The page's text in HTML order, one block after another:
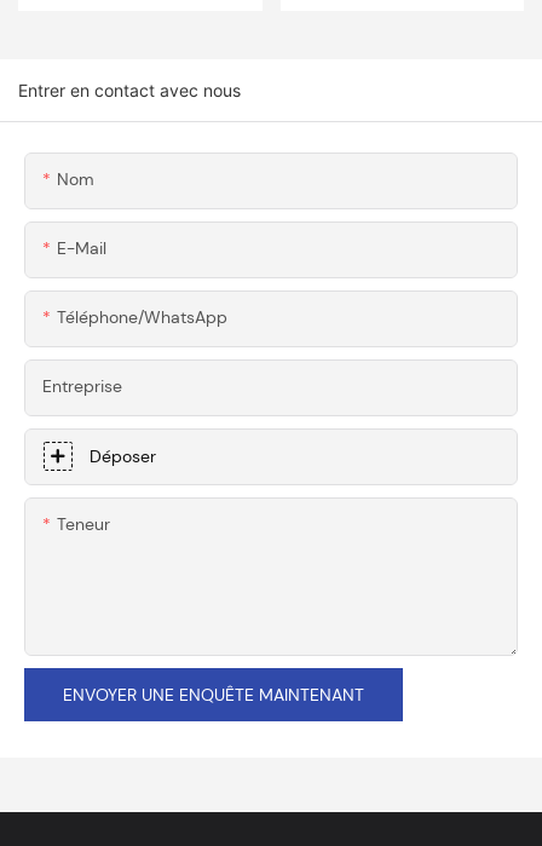
Usinés CNC Sur
Entrer en contact avec nous
Nom
E-Mail
Téléphone/WhatsApp
Entreprise
Déposer
Teneur
ENVOYER UNE ENQUÊTE MAINTENANT